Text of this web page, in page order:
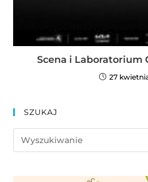
Scena i Laboratorium
27
SZUKAJ